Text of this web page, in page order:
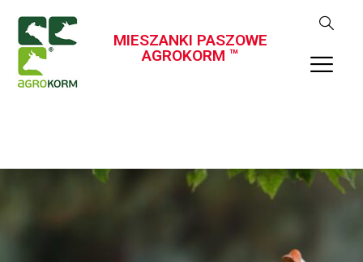
MIESZANKI PASZOWE
AGROKORM ™